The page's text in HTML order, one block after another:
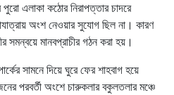
এলাকা কঠোর নিরাপত্তার চাদরে
অংশ নেওয়ার সুযোগ ছিল না। কারণ
সমন্বয়ে মানবপ্রাচীর গঠন করা হয়।
সামনে দিয়ে ঘুরে ফের শাহবাগ হয়ে
পরবর্তী অংশে চারুকলার বকুলতলার মঞ্চে